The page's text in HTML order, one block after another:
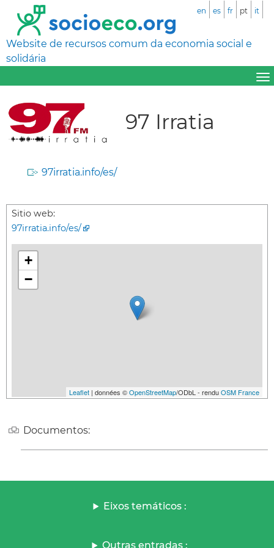
Website de recursos comum da economia social e
solidária
en es fr pt it
97 Irratia
97irratia.info/es/
Sitio web:
97irratia.info/es/
+
−
Leaflet | données ©OpenStreetMap/ODbL - renduOSM France
Documentos:
Eixos temáticos :
Outras entradas :